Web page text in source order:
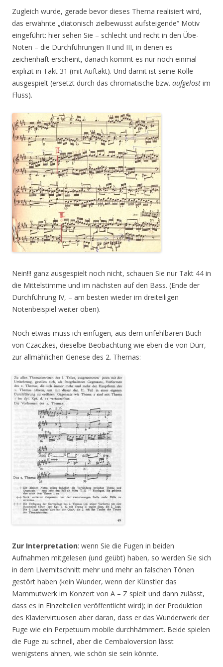
Zugleich wurde, gerade bevor dieses Thema realisiert wird,
das erwähnte „diatonisch zielbewusst aufsteigende“ Motiv
eingeführt: hier sehen Sie – schlecht und recht in den Übe-
Noten – die Durchführungen II und III, in denen es
zeichenhaft erscheint, danach kommt es nur noch einmal
explizit in Takt 31 (mit Auftakt). Und damit ist seine Rolle
ausgespielt (ersetzt durch das chromatische bzw. aufgelöst im
Fluss).
Nein!!! ganz ausgespielt noch nicht, schauen Sie nur Takt 44 in
die Mittelstimme und im nächsten auf den Bass. (Ende der
Durchführung IV, – am besten wieder im dreiteiligen
Notenbeispiel weiter oben).
Noch etwas muss ich einfügen, aus dem unfehlbaren Buch
von Czaczkes, dieselbe Beobachtung wie eben die von Dürr,
zur allmählichen Genese des 2. Themas:
Zur Interpretation: wenn Sie die Fugen in beiden
Aufnahmen mitgelesen (und geübt) haben, so werden Sie sich
in dem Livemitschnitt mehr und mehr an falschen Tönen
gestört haben (kein Wunder, wenn der Künstler das
Mammutwerk im Konzert von A – Z spielt und dann zulässt,
dass es in Einzelteilen veröffentlicht wird); in der Produktion
des Klaviervirtuosen aber daran, dass er das Wunderwerk der
Fuge wie ein Perpetuum mobile durchhämmert. Beide spielen
die Fuge zu schnell, aber die Cembaloversion lässt
wenigstens ahnen, wie schön sie sein könnte.